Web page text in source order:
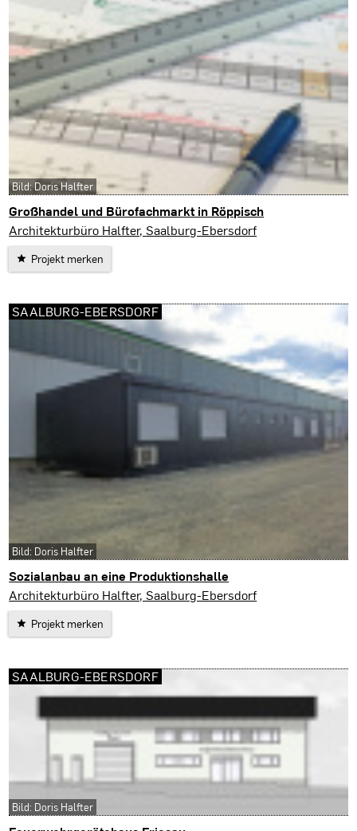
Großhandel und Bürofachmarkt in Röppisch
Saalburg-Ebersdorf
Architekturbüro Halfter, Saalburg-Ebersdorf
Projekt merken
Bild: Doris Halfter
Sozialanbau an eine Produktionshalle
Saalburg-Ebersdorf
Architekturbüro Halfter, Saalburg-Ebersdorf
Projekt merken
SAALBURG-EBERSDORF
Bild: Doris Halfter
SAALBURG-EBERSDORF
Bild: Doris Halfter